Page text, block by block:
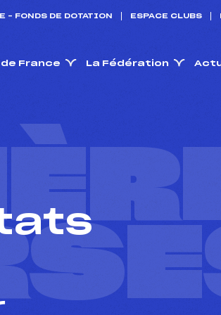
– FONDS DE DOTATION ESPACE CLUBS
France La Fédération